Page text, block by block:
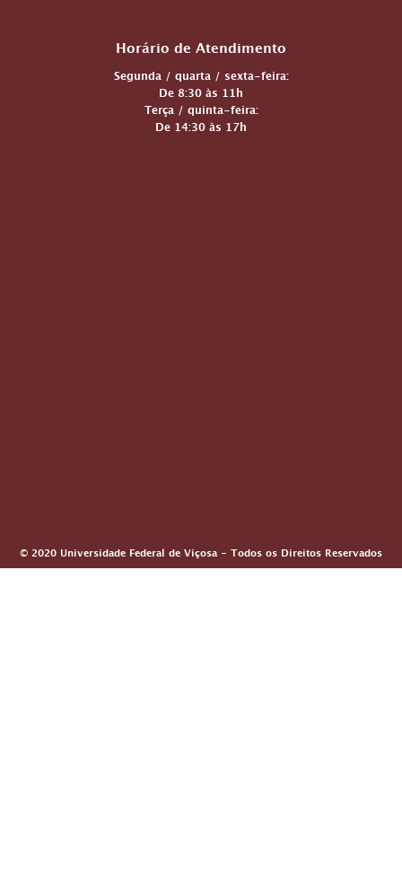
Horário de Atendimento
Segunda / quarta / sexta-feira:
De 8:30 às 11h
Terça / quinta-feira:
De 14:30 às 17h
© 2020 Universidade Federal de Viçosa - Todos os Direitos Reservados